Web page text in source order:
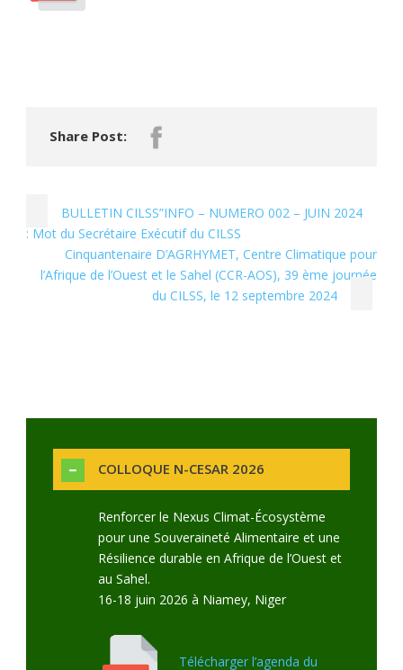
Share Post:
BULLETIN CILSS”INFO – NUMERO 002 – JUIN 2024
: Mot du Secrétaire Exécutif du CILSS
Cinquantenaire D’AGRHYMET, Centre Climatique pour
l’Afrique de l’Ouest et le Sahel (CCR-AOS), 39 ème journée
du CILSS, le 12 septembre 2024
COLLOQUE N-CESAR 2026
Renforcer le Nexus Climat-Écosystème
pour une Souveraineté Alimentaire et une
Résilience durable en Afrique de l’Ouest et
au Sahel.
16-18 juin 2026 à Niamey, Niger
Télécharger l’agenda du